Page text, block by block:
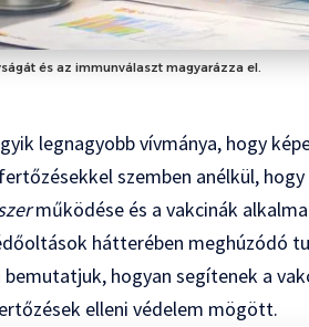
és az immunválaszt magyarázza el.
legnagyobb vívmánya, hogy
szemben anélkül,
működése és a vakcinák
hátterében meghúzódó
bemutatjuk, hogyan segítenek a
elleni védelem mögött.